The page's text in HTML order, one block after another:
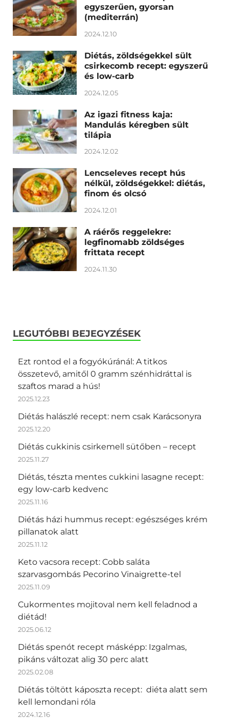
egyszerűen, gyorsan
(mediterrán)
2024.12.10
Diétás, zöldségekkel sült
csirkecomb recept: egyszerű
és low-carb
2024.12.05
Az igazi fitness kaja:
Mandulás kéregben sült
tilápia
2024.12.02
Lencseleves recept hús
nélkül, zöldségekkel: diétás,
finom és olcsó
2024.12.01
A ráérős reggelekre:
legfinomabb zöldséges
frittata recept
2024.11.30
LEGUTÓBBI BEJEGYZÉSEK
Ezt rontod el a fogyókúránál: A titkos
összetevő, amitől 0 gramm szénhidráttal is
szaftos marad a hús!
2025.12.23
Diétás halászlé recept: nem csak Karácsonyra
2025.12.20
Diétás cukkinis csirkemell sütőben – recept
2025.11.27
Diétás, tészta mentes cukkini lasagne recept:
egy low-carb kedvenc
2025.11.16
Diétás házi hummus recept: egészséges krém
pillanatok alatt
2025.11.12
Keto vacsora recept: Cobb saláta
szarvasgombás Pecorino Vinaigrette-tel
2025.11.09
Cukormentes mojitoval nem kell feladnod a
diétád!
2025.06.12
Diétás spenót recept másképp: Izgalmas,
pikáns változat alig 30 perc alatt
2025.02.08
Diétás töltött káposzta recept: diéta alatt sem
kell lemondani róla
2024.12.16